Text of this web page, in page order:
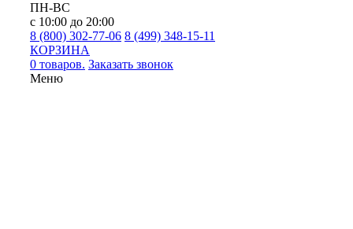
ПН-ВС
с 10:00 до 20:00
8 (800) 302-77-06 8 (499) 348-15-11
КОРЗИНА
0 товаров. Заказать звонок
Меню